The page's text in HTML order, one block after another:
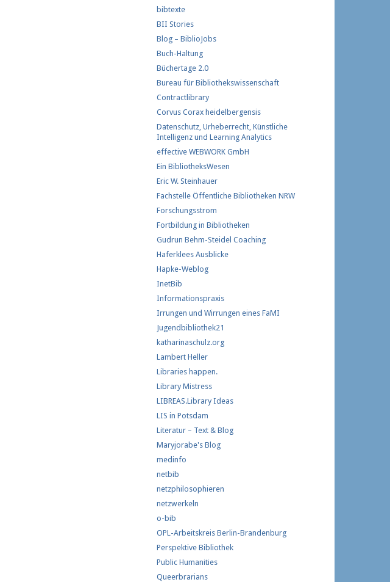
bibtexte
BII Stories
Blog – BiblioJobs
Buch-Haltung
Büchertage 2.0
Bureau für Bibliothekswissenschaft
Contractlibrary
Corvus Corax heidelbergensis
Datenschutz, Urheberrecht, Künstliche
Intelligenz und Learning Analytics
effective WEBWORK GmbH
Ein BibliotheksWesen
Eric W. Steinhauer
Fachstelle Öffentliche Bibliotheken NRW
Forschungs​strom​
Fortbildung in Bibliotheken
Gudrun Behm-Steidel Coaching
Haferklees Ausblicke
Hapke-Weblog
InetBib
Informationspraxis
Irrungen und Wirrungen eines FaMI
Jugendbibliothek21
katharinaschulz.org
Lambert Heller
Libraries happen.
Library Mistress
LIBREAS.Library Ideas
LIS in Potsdam
Literatur – Text & Blog
Maryjorabe's Blog
medinfo
netbib
netzphilosophieren
netzwerkeln
o-bib
OPL-Arbeitskreis Berlin-Brandenburg
Perspektive Bibliothek
Public Humanities
Queerbrarians